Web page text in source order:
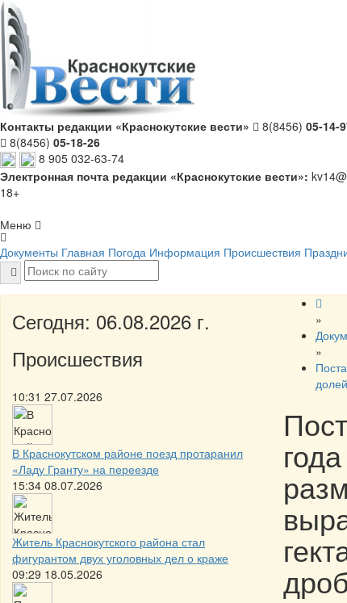
Контакты редакции «Краснокутские вести» 8(8456) 05-14-
8(8456) 05-18-26
8 905 032-63-74
Электронная почта редакции «Краснокутские вести»:
18+
Меню
Документы Главная Погода Информация Происшествия
Сегодня: 06.08.2026 г.
Происшествия
10:31 27.07.2026
В Краснокутском районе поезд протаранил
«Ладу Гранту» на переезде
15:34 08.07.2026
Житель Краснокутского района стал
фигурантом двух уголовных дел о краже
09:29 18.05.2026
»
»